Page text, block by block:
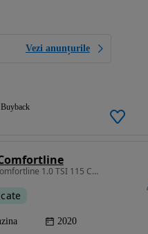
Vezi anunțurile
Buyback
999 cm3 • 115 CP • Golf 7 Facelift Comfortline 1.0 TSI 115 CP M6
2020